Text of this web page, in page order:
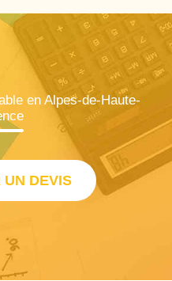
en Alpes-de-Haute-
UN DEVIS